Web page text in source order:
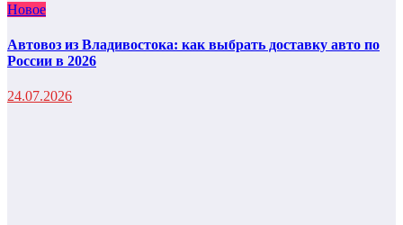
Новое
Автовоз из Владивостока: как выбрать доставку авто по
России в 2026
24.07.2026